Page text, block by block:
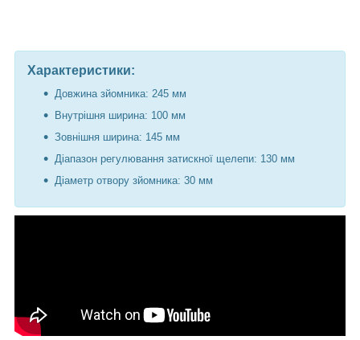
Характеристики:
Довжина зйомника: 245 мм
Внутрішня ширина: 100 мм
Зовнішня ширина: 145 мм
Діапазон регулювання затискної щелепи: 130 мм
Діаметр отвору зйомника: 30 мм